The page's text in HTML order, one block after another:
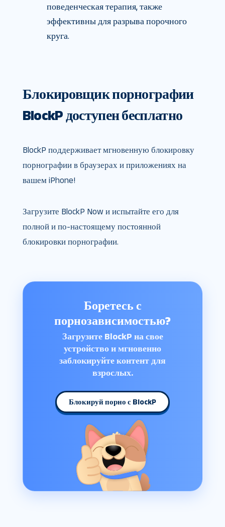
поведенческая терапия, также
эффективны для разрыва порочного
круга.
Блокировщик порнографии
BlockP доступен бесплатно
BlockP поддерживает мгновенную блокировку
порнографии в браузерах и приложениях на
вашем iPhone!
Загрузите BlockP Now и испытайте его для
полной и по-настоящему постоянной
блокировки порнографии.
Боретесь с
порнозависимостью?
Загрузите BlockP на свое
устройство и мгновенно
заблокируйте контент для
взрослых.
Блокируй порно с BlockP